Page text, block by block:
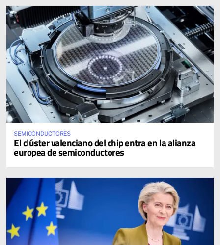
SEMICONDUCTORES
El clúster valenciano del chip entra en la alianza
europea de semiconductores